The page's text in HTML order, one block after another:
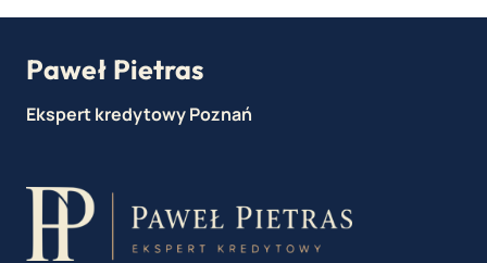
Paweł Pietras
Ekspert kredytowy Poznań